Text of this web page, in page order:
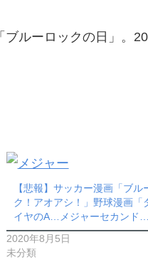
ルーロックの日」。
【悲報】サッカー漫画「ブル
ク！アオアシ！」野球漫画「
イヤのA…メジャーセカンド…
2020年8月5日
未分類